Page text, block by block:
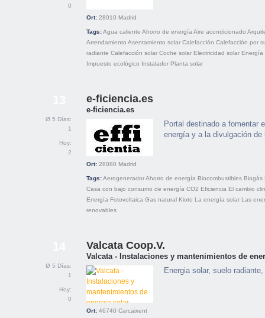
0
Ort: 28010 Madrid
Tags:Agua caliente Ahorro de energía Aire acondicionado
Arrendamiento Asentamiento solar Calefacción Calefacción por
radiante Calefacción solar Coche solar Electricidad solar Energía
Impuesto ecológico Instalador Planta solar
Ø 5 Días:
1
Hoy:
2
e-ficiencia.es
e-ficiencia.es
Portal destinado a fomentar
energía y a la divulgación
Ort: 28080 Madrid
Tags:AerogeneradorAhorro de energía Biocombustibles Biogás
Casa con bajo consumo de energía CO2 Eficiencia El cambio
Energía Fotovoltaica Gas natural Kioto La energía solar Las
renovables
Ø 5 Días:
1
Hoy:
0
Valcata Coop.V.
Valcata - Instalaciones y mantenimientos de
Energia solar, suelo
Ort: 46740 Carcaixent